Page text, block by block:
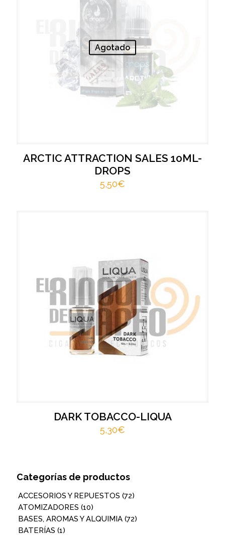
Agotado
ARCTIC ATTRACTION SALES 10ML-
DROPS
5,50€
DARK TOBACCO-LIQUA
5,30€
Categorías de productos
ACCESORIOS Y REPUESTOS (72)
ATOMIZADORES (10)
BASES, AROMAS Y ALQUIMIA (72)
BATERÍAS (1)